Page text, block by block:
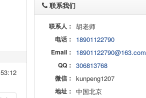
联系我们
联系人： 胡老师
电话： 18901122790
Email： 18901122790@163.com
QQ： 306813768
微信： kunpeng1207
地址： 中国北京